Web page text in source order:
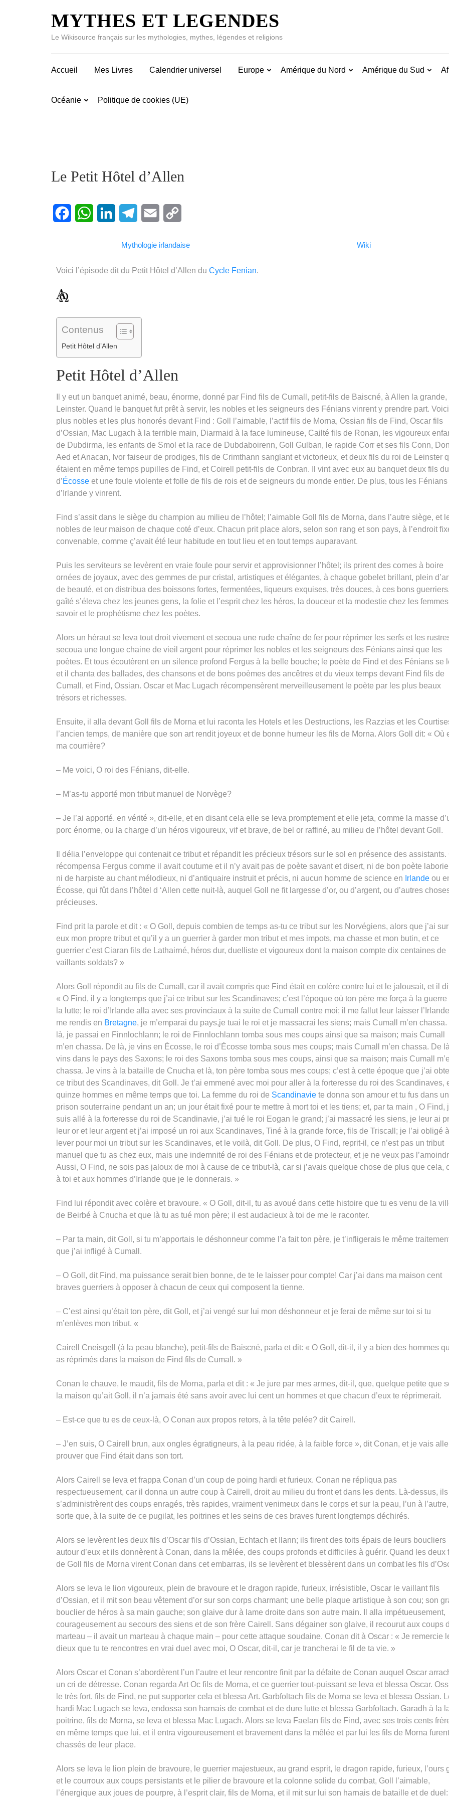
MYTHES ET LEGENDES
Le Wikisource français sur les mythologies, mythes, légendes et religions
Accueil Mes Livres Calendrier universel Europe Amérique du Nord Amérique du Sud
Océanie Politique de cookies (UE)
Le Petit Hôtel d’Allen
Link
Mythologie irlandaise Wiki
Voici l’épisode dit du Petit Hôtel d’Allen du Cycle Fenian.
Contenus
Petit Hôtel d’Allen
Petit Hôtel d’Allen
Il y eut un banquet animé, beau, énorme, donné par Find fils de Cumall, petit-fils de Baiscné, à Allen la grande,
Leinster. Quand le banquet fut prêt à servir, les nobles et les seigneurs des Fénians vinrent y prendre part.
plus nobles et les plus honorés devant Find : Goll l’aimable, l’actif fils de Morna, Ossian fils de Find, Oscar fils
d’Ossian, Mac Lugach à la terrible main, Diarmaid à la face lumineuse, Cailté fils de Ronan, les vigoureux
de Dubdirma, les enfants de Smol et la race de Dubdaboirenn, Goll Gulban, le rapide Corr et ses fils Conn,
Aed et Anacan, Ivor faiseur de prodiges, fils de Crimthann sanglant et victorieux, et deux fils du roi de Leinster
étaient en même temps pupilles de Find, et Coirell petit-fils de Conbran. Il vint avec eux au banquet deux fils
d’Écosse et une foule violente et folle de fils de rois et de seigneurs du monde entier. De plus, tous les Fénians
d’Irlande y vinrent.
Find s’assit dans le siège du champion au milieu de l’hôtel; l’aimable Goll fils de Morna, dans l’autre siège, et
nobles de leur maison de chaque coté d’eux. Chacun prit place alors, selon son rang et son pays, à l’endroit
convenable, comme ç’avait été leur habitude en tout lieu et en tout temps auparavant.
Puis les serviteurs se levèrent en vraie foule pour servir et approvisionner l’hôtel; ils prirent des cornes à boire
ornées de joyaux, avec des gemmes de pur cristal, artistiques et élégantes, à chaque gobelet brillant, plein
de beauté, et on distribua des boissons fortes, fermentées, liqueurs exquises, très douces, à ces bons
gaîté s’éleva chez les jeunes gens, la folie et l’esprit chez les héros, la douceur et la modestie chez les
savoir et le prophétisme chez les poètes.
Alors un héraut se leva tout droit vivement et secoua une rude chaîne de fer pour réprimer les serfs et les
secoua une longue chaine de vieil argent pour réprimer les nobles et les seigneurs des Fénians ainsi que les
poètes. Et tous écoutèrent en un silence profond Fergus à la belle bouche; le poète de Find et des Fénians se
et il chanta des ballades, des chansons et de bons poèmes des ancêtres et du vieux temps devant Find fils de
Cumall, et Find, Ossian. Oscar et Mac Lugach récompensèrent merveilleusement le poète par les plus beaux
trésors et richesses.
Ensuite, il alla devant Goll fils de Morna et lui raconta les Hotels et les Destructions, les Razzias et les
l’ancien temps, de manière que son art rendit joyeux et de bonne humeur les fils de Morna. Alors Goll dit: « Où
ma courrière?
– Me voici, O roi des Fénians, dit-elle.
– M’as-tu apporté mon tribut manuel de Norvège?
– Je l’ai apporté. en vérité », dit-elle, et en disant cela elle se leva promptement et elle jeta, comme la masse
porc énorme, ou la charge d’un héros vigoureux, vif et brave, de bel or raffiné, au milieu de l’hôtel devant Goll.
Il délia l’enveloppe qui contenait ce tribut et répandit les précieux trésors sur le sol en présence des assistants.
récompensa Fergus comme il avait coutume et il n’y avait pas de poète savant et disert, ni de bon poète
ni de harpiste au chant mélodieux, ni d’antiquaire instruit et précis, ni aucun homme de science en Irlande ou
Écosse, qui fût dans l’hôtel d ‘Allen cette nuit-là, auquel Goll ne fit largesse d’or, ou d’argent, ou d’autres
précieuses.
Find prit la parole et dit : « O Goll, depuis combien de temps as-tu ce tribut sur les Norvégiens, alors que j’ai sur
eux mon propre tribut et qu’il y a un guerrier à garder mon tribut et mes impots, ma chasse et mon butin, et ce
guerrier c’est Ciaran fils de Lathairné, héros dur, duelliste et vigoureux dont la maison compte dix centaines de
vaillants soldats? »
Alors Goll répondit au fils de Cumall, car il avait compris que Find était en colère contre lui et le jalousait, et il
« O Find, il y a longtemps que j’ai ce tribut sur les Scandinaves; c’est l’époque où ton père me força à la guerre
la lutte; le roi d’Irlande alla avec ses provinciaux à la suite de Cumall contre moi; il me fallut leur laisser
me rendis en Bretagne, je m’emparai du pays,je tuai le roi et je massacrai les siens; mais Cumall m’en chassa.
là, je passai en Finnlochlann; le roi de Finnlochlann tomba sous mes coups ainsi que sa maison; mais Cumall
m’en chassa. De là, je vins en Écosse, le roi d’Écosse tomba sous mes coups; mais Cumall m’en chassa. De
vins dans le pays des Saxons; le roi des Saxons tomba sous mes coups, ainsi que sa maison; mais Cumall
chassa. Je vins à la bataille de Cnucha et là, ton père tomba sous mes coups; c’est à cette époque que j’ai
ce tribut des Scandinaves, dit Goll. Je t’ai emmené avec moi pour aller à la forteresse du roi des Scandinaves,
quinze hommes en même temps que toi. La femme du roi de Scandinavie te donna son amour et tu fus dans
prison souterraine pendant un an; un jour était fixé pour te mettre à mort toi et les tiens; et, par ta main , O Find,
suis allé à la forteresse du roi de Scandinavie, j’ai tué le roi Eogan le grand; j’ai massacré les siens, je leur ai
leur or et leur argent et j’ai imposé un roi aux Scandinaves, Tiné à la grande force, fils de Triscall; je l’ai obligé à
lever pour moi un tribut sur les Scandinaves, et le voilà, dit Goll. De plus, O Find, reprit-il, ce n’est pas un tribut
manuel que tu as chez eux, mais une indemnité de roi des Fénians et de protecteur, et je ne veux pas
Aussi, O Find, ne sois pas jaloux de moi à cause de ce tribut-là, car si j’avais quelque chose de plus que cela,
à toi et aux hommes d’Irlande que je le donnerais. »
Find lui répondit avec colère et bravoure. « O Goll, dit-il, tu as avoué dans cette histoire que tu es venu de la
de Beirbé à Cnucha et que là tu as tué mon père; il est audacieux à toi de me le raconter.
– Par ta main, dit Goll, si tu m’apportais le déshonneur comme l’a fait ton père, je t’infligerais le même
que j’ai infligé à Cumall.
– O Goll, dit Find, ma puissance serait bien bonne, de te le laisser pour compte! Car j’ai dans ma maison cent
braves guerriers à opposer à chacun de ceux qui composent la tienne.
– C’est ainsi qu’était ton père, dit Goll, et j’ai vengé sur lui mon déshonneur et je ferai de même sur toi si tu
m’enlèves mon tribut. «
Cairell Cneisgell (à la peau blanche), petit-fils de Baiscné, parla et dit: « O Goll, dit-il, il y a bien des hommes
as réprimés dans la maison de Find fils de Cumall. »
Conan le chauve, le maudit, fils de Morna, parla et dit : « Je jure par mes armes, dit-il, que, quelque petite que
la maison qu’ait Goll, il n’a jamais été sans avoir avec lui cent un hommes et que chacun d’eux te réprimerait.
– Est-ce que tu es de ceux-là, O Conan aux propos retors, à la tête pelée? dit Cairell.
– J’en suis, O Cairell brun, aux ongles égratigneurs, à la peau ridée, à la faible force », dit Conan, et je vais
prouver que Find était dans son tort.
Alors Cairell se leva et frappa Conan d’un coup de poing hardi et furieux. Conan ne répliqua pas
respectueusement, car il donna un autre coup à Cairell, droit au milieu du front et dans les dents. Là-dessus, ils
s’administrèrent des coups enragés, très rapides, vraiment venimeux dans le corps et sur la peau, l’un à
sorte que, à la suite de ce pugilat, les poitrines et les seins de ces braves furent longtemps déchirés.
Alors se levèrent les deux fils d’Oscar fils d’Ossian, Echtach et Ilann; ils firent des toits épais de leurs boucliers
autour d’eux et ils donnèrent à Conan, dans la mêlée, des coups profonds et difficiles à guérir. Quand les deux
de Goll fils de Morna virent Conan dans cet embarras, ils se levèrent et blessèrent dans un combat les fils
Alors se leva le lion vigoureux, plein de bravoure et le dragon rapide, furieux, irrésistible, Oscar le vaillant fils
d’Ossian, et il mit son beau vêtement d’or sur son corps charmant; une belle plaque artistique à son cou; son
bouclier de héros à sa main gauche; son glaive dur à lame droite dans son autre main. Il alla impétueusement,
courageusement au secours des siens et de son frère Cairell. Sans dégainer son glaive, il recourut aux coups
marteau – il avait un marteau à chaque main – pour cette attaque soudaine. Conan dit à Oscar : « Je remercie
dieux que tu te rencontres en vrai duel avec moi, O Oscar, dit-il, car je trancherai le fil de ta vie. »
Alors Oscar et Conan s’abordèrent l’un l’autre et leur rencontre finit par la défaite de Conan auquel Oscar
un cri de détresse. Conan regarda Art Oc fils de Morna, et ce guerrier tout-puissant se leva et blessa Oscar.
le très fort, fils de Find, ne put supporter cela et blessa Art. Garbfoltach fils de Morna se leva et blessa Ossian.
hardi Mac Lugach se leva, endossa son harnais de combat et de dure lutte et blessa Garbfoltach. Garadh à la
poitrine, fils de Morna, se leva et blessa Mac Lugach. Alors se leva Faelan fils de Find, avec ses trois cents
en même temps que lui, et il entra vigoureusement et bravement dans la mêlée et par lui les fils de Morna furent
chassés de leur place.
Alors se leva le lion plein de bravoure, le guerrier majestueux, au grand esprit, le dragon rapide, furieux, l’ours
et le courroux aux coups persistants et le pilier de bravoure et la colonne solide du combat, Goll l’aimable,
l’énergique aux joues de pourpre, à l’esprit clair, fils de Morna, et il mit sur lui son harnais de bataille et de